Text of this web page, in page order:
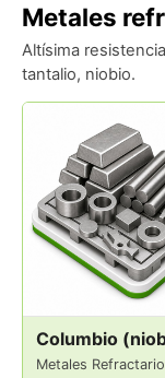
Metales
Altísima
tantalio, niobio.
Columbio
Metales